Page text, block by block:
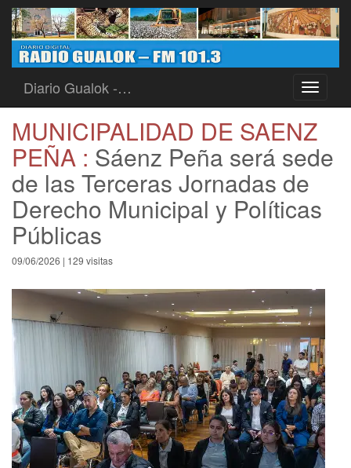
Toggle
Diario Gualok -…
MUNICIPALIDAD DE SAENZ
PEÑA : Sáenz Peña será sede
de las Terceras Jornadas de
Derecho Municipal y Políticas
Públicas
09/06/2026 | 129 visitas